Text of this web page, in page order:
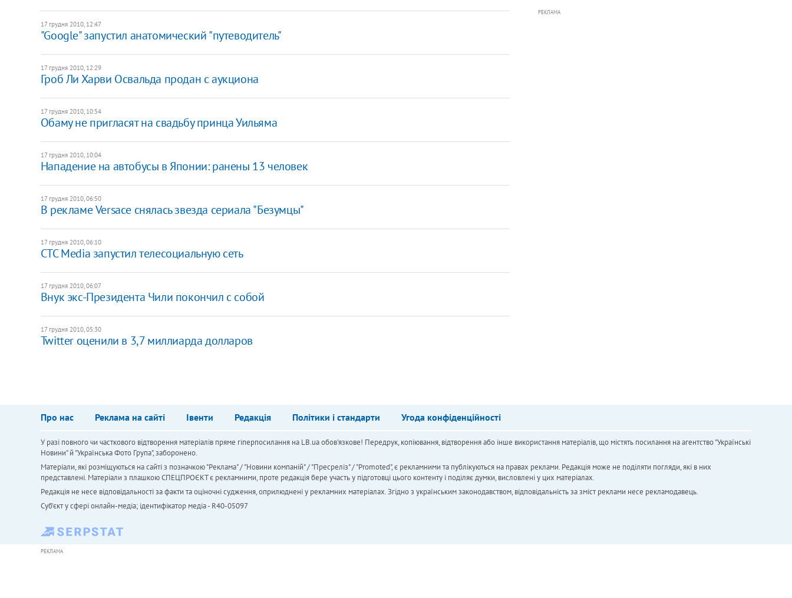
17 грудня 2010, 12:47
"Google" запустил анатомический "путеводитель"
17 грудня 2010, 12:29
Гроб Ли Харви Освальда продан с аукциона
17 грудня 2010, 10:54
Обаму не пригласят на свадьбу принца Уильяма
17 грудня 2010, 10:04
Нападение на автобусы в Японии: ранены 13 человек
17 грудня 2010, 06:50
В рекламе Versace снялась звезда сериала "Безумцы"
17 грудня 2010, 06:10
СТС Media запустил телесоциальную сеть
17 грудня 2010, 06:07
Внук экс-Президента Чили покончил с собой
17 грудня 2010, 05:30
Twitter оценили в 3,7 миллиарда долларов
РЕКЛАМА
Про нас Реклама на сайті Івенти Редакція Політики і стандарти Угода конфіденційності
У разі повного чи часткового відтворення матеріалів пряме гіперпосилання на LB.ua обов'язкове! Передрук, копіювання, відтворення або інше використання матеріалів, що містять посилання на агентство "Українськi
Новини" й "Українська Фото Група", заборонено.
Матеріали, які розміщуються на сайті з позначкою "Реклама" / "Новини компаній" / "Пресреліз" / "Promoted", є рекламними та публікуються на правах реклами. Редакція може не поділяти погляди, які в них
представлені. Матеріали з плашкою СПЕЦПРОЄКТ є рекламними, проте редакція бере участь у підготовці цього контенту і поділяє думки, висловлені у цих матеріалах.
Редакція не несе відповідальності за факти та оціночні судження, оприлюднені у рекламних матеріалах. Згідно з українським законодавством, відповідальність за зміст реклами несе рекламодавець.
Cуб'єкт у сфері онлайн-медіа; ідентифікатор медіа - R40-05097
РЕКЛАМА